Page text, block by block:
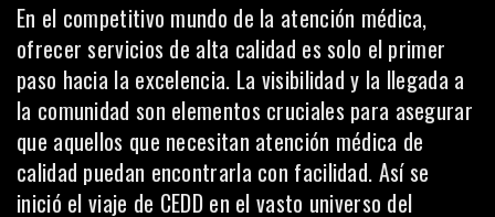
En el competitivo mundo de la atención médica,
ofrecer servicios de alta calidad es solo el primer
paso hacia la excelencia. La visibilidad y la llegada a
la comunidad son elementos cruciales para asegurar
que aquellos que necesitan atención médica de
calidad puedan encontrarla con facilidad. Así se
inició el viaje de CEDD en el vasto universo del